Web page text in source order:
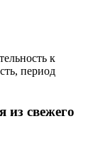
к
период
из свежего